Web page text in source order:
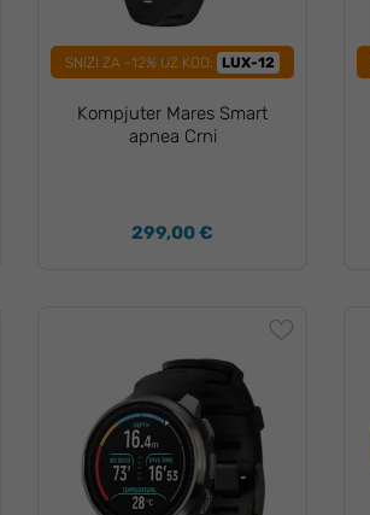
SNIZI ZA -12% UZ KOD: LUX-12
Kompjuter Mares Smart
apnea Crni
299,00 €